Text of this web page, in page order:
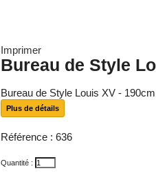
Imprimer
Bureau de Style
Bureau de Style Louis XV -
Plus de détails
Référence : 636
Quantité :